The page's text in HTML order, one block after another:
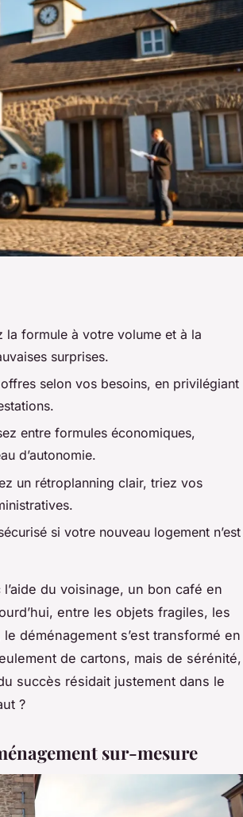
la formule à votre volume et à la
surprises.
selon vos besoins, en privilégiant
entre formules économiques,
d’autonomie.
un rétroplanning clair, triez vos
si votre nouveau logement n’est
du voisinage, un bon café en
entre les objets fragiles, les
déménagement s’est transformé en
de cartons, mais de sérénité,
succès résidait justement dans le
?
sur-mesure